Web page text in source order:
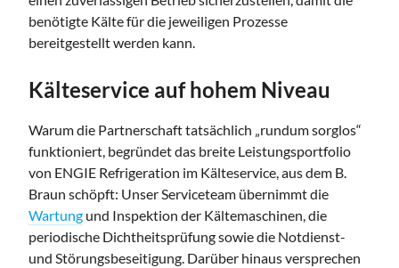
benötigte Kälte für die jeweiligen Prozesse
bereitgestellt werden kann.
Kälteservice auf hohem Niveau
Warum die Partnerschaft tatsächlich „rundum sorglos“
funktioniert, begründet das breite Leistungsportfolio
von ENGIE Refrigeration im Kälteservice, aus dem B.
Braun schöpft: Unser Serviceteam übernimmt die
Wartung und Inspektion der Kältemaschinen, die
periodische Dichtheitsprüfung sowie die Notdienst-
und Störungsbeseitigung. Darüber hinaus versprechen